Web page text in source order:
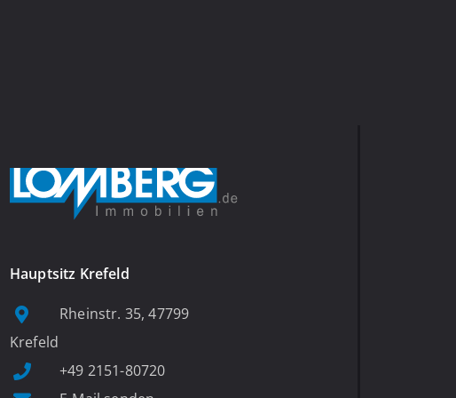
Hauptsitz Krefeld
Rheinstr. 35, 47799
Krefeld
+49 2151-80720